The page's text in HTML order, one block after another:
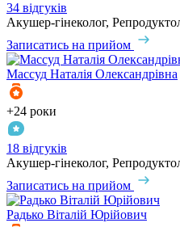
34 відгуків
Акушер-гінеколог,
Записатись на прийом
Массуд Наталія Олександрівна
+24 роки
18 відгуків
Акушер-гінеколог,
Записатись на прийом
Радько Віталій Юрійович